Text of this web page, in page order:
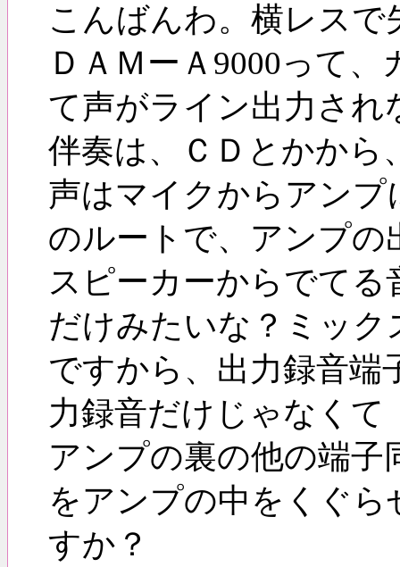
こんばんわ。横レスで
ＤＡＭーＡ9000って
て声がライン出力さ
伴奏は、ＣＤとかから
声はマイクからアン
のルートで、アンプ
スピーカーからでて
だけみたいな？ミッ
ですから、出力録音端
力録音だけじゃなくて
アンプの裏の他の端
をアンプの中をくぐ
すか？